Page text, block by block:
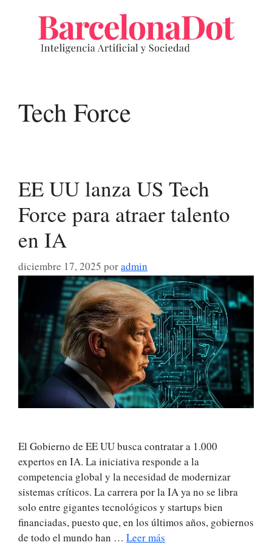
contenido
Tech Force
EE UU lanza US Tech
Force para atraer talento
en IA
diciembre 17, 2025 poradmin
El Gobierno de EE UU busca contratar a 1.000
expertos en IA. La iniciativa responde a la
competencia global y la necesidad de modernizar
sistemas críticos. La carrera por la IA ya no se libra
solo entre gigantes tecnológicos y startups bien
financiadas, puesto que, en los últimos años, gobiernos
de todo el mundo han … Leer más